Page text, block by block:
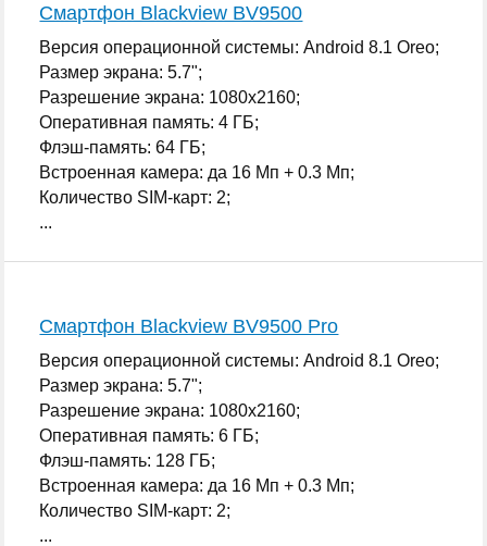
Смартфон Blackview BV9500
Версия операционной системы: Android 8.1 Oreo;
Размер экрана: 5.7";
Разрешение экрана: 1080x2160;
Оперативная память: 4 ГБ;
Флэш-память: 64 ГБ;
Встроенная камера: да 16 Мп + 0.3 Мп;
Количество SIM-карт: 2;
...
Смартфон Blackview BV9500 Pro
Версия операционной системы: Android 8.1 Oreo;
Размер экрана: 5.7";
Разрешение экрана: 1080x2160;
Оперативная память: 6 ГБ;
Флэш-память: 128 ГБ;
Встроенная камера: да 16 Мп + 0.3 Мп;
Количество SIM-карт: 2;
...